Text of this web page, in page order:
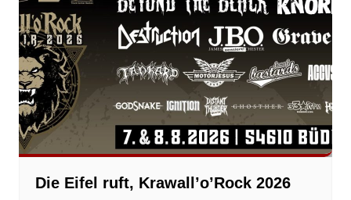
Die Eifel ruft, Krawall’o’Rock 2026